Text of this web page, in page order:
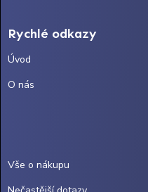
Rychlé odkazy
Úvod
O nás
Vše o nákupu